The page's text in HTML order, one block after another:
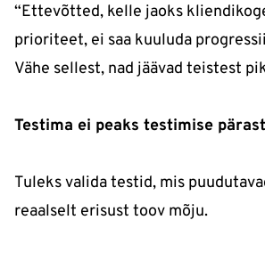
“Ettevõtted, kelle jaoks
prioriteet, ei saa kuuluda
Vähe sellest, nad jäävad teistest
Testima ei peaks testimise
Tuleks valida testid, mis
reaalselt erisust toov mõju.